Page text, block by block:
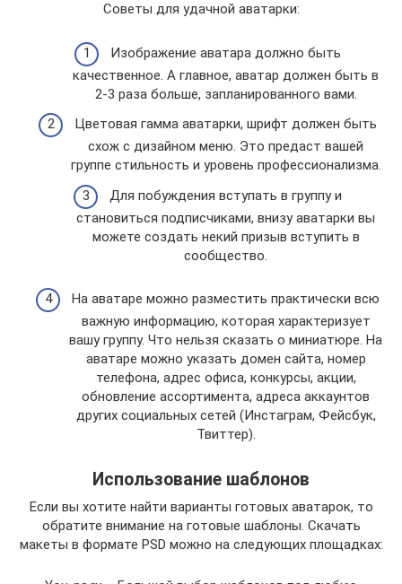
Советы для удачной аватарки:
Изображение аватара должно быть
качественное. А главное, аватар должен быть в
2-3 раза больше, запланированного вами.
Цветовая гамма аватарки, шрифт должен быть
схож с дизайном меню. Это предаст вашей
группе стильность и уровень профессионализма.
Для побуждения вступать в группу и
становиться подписчиками, внизу аватарки вы
можете создать некий призыв вступить в
сообщество.
На аватаре можно разместить практически всю
важную информацию, которая характеризует
вашу группу. Что нельзя сказать о миниатюре. На
аватаре можно указать домен сайта, номер
телефона, адрес офиса, конкурсы, акции,
обновление ассортимента, адреса аккаунтов
других социальных сетей (Инстаграм, Фейсбук,
Твиттер).
Использование шаблонов
Если вы хотите найти варианты готовых аватарок, то
обратите внимание на готовые шаблоны. Скачать
макеты в формате PSD можно на следующих площадках: